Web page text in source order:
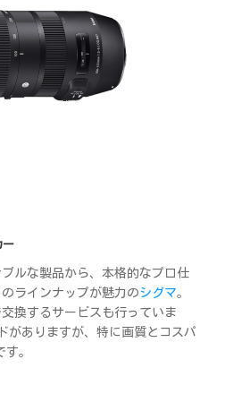
ー
ルな製品から、本格的なプロ仕
ラインナップが魅力のシグマ。
換するサービスも行っていま
がありますが、特に画質とコスパ
。